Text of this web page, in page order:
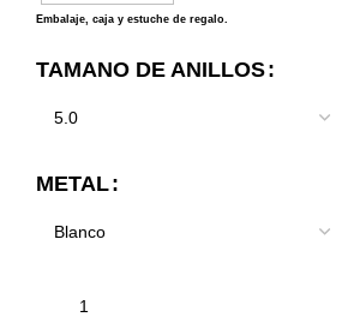
Embalaje, caja y estuche de regalo.
TAMANO DE ANILLOS
METAL